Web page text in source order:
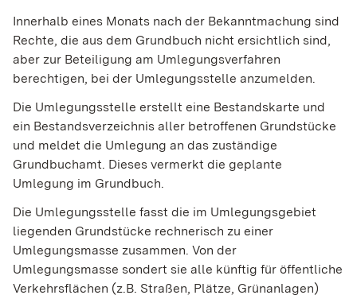
Innerhalb eines Monats nach der Bekanntmachung sind
Rechte, die aus dem Grundbuch nicht ersichtlich sind,
aber zur Beteiligung am Umlegungsverfahren
berechtigen, bei der Umlegungsstelle anzumelden.
Die Umlegungsstelle erstellt eine Bestandskarte und
ein Bestandsverzeichnis aller betroffenen Grundstücke
und meldet die Umlegung an das zuständige
Grundbuchamt. Dieses vermerkt die geplante
Umlegung im Grundbuch.
Die Umlegungsstelle fasst die im Umlegungsgebiet
liegenden Grundstücke rechnerisch zu einer
Umlegungsmasse zusammen. Von der
Umlegungsmasse sondert sie alle künftig für öffentliche
Verkehrsflächen (z.B. Straßen, Plätze, Grünanlagen)